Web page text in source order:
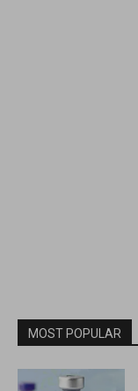
MOST POPULAR